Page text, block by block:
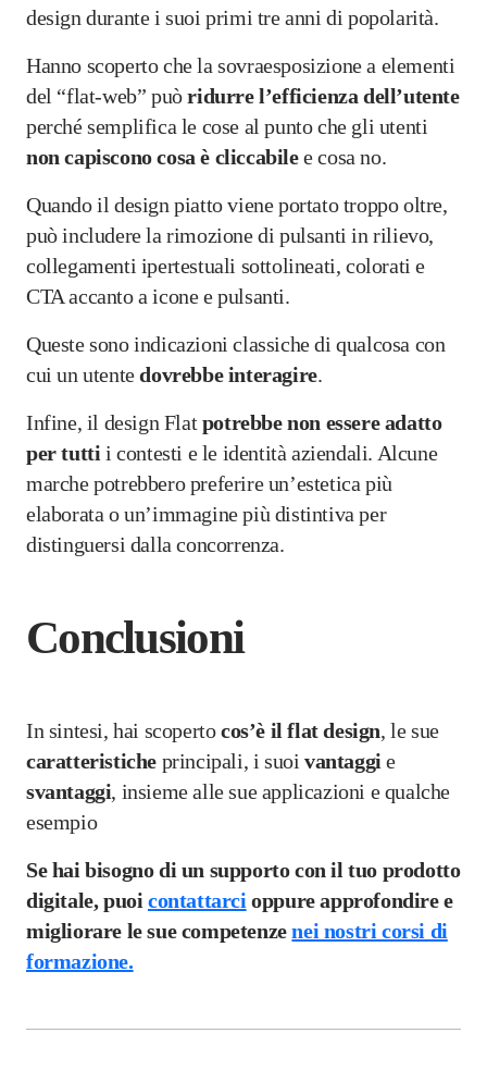
design durante i suoi primi tre anni di popolarità.
Hanno scoperto che la sovraesposizione a elementi
del “flat-web” puòridurre l’efficienza dell’utente
perché semplifica le cose al punto che gli utenti
non capiscono cosa è cliccabilee cosa no.
Quando il design piatto viene portato troppo oltre,
può includere la rimozione di pulsanti in rilievo,
collegamenti ipertestuali sottolineati, colorati e
CTA accanto a icone e pulsanti.
Queste sono indicazioni classiche di qualcosa con
cui un utentedovrebbe interagire.
Infine, il design Flat potrebbe non essere adatto
per tutti i contesti e le identità aziendali. Alcune
marche potrebbero preferire un’estetica più
elaborata o un’immagine più distintiva per
distinguersi dalla concorrenza.
Conclusioni
In sintesi, hai scopertocos’è il flat design, le sue
caratteristiche principali, i suoi vantaggi e
svantaggi, insieme alle sue applicazioni e qualche
esempio
Se hai bisogno di un supporto con il tuo prodotto
digitale, puoi contattarci oppure approfondire e
migliorare le sue competenzenei nostri corsi di
formazione.